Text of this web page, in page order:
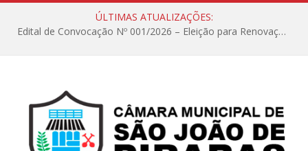
ÚLTIMAS ATUALIZAÇÕES:
Edital de Convocação Nº 001/2026 – Eleição para Renovação da Mesa Diretora – Biênio 2027/2028